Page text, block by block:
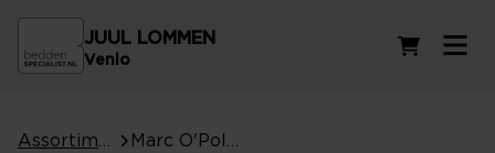
JUUL LOMMEN
Venlo